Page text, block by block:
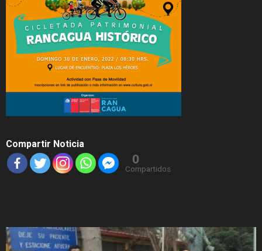
Compartir Noticia
0
Compartidos